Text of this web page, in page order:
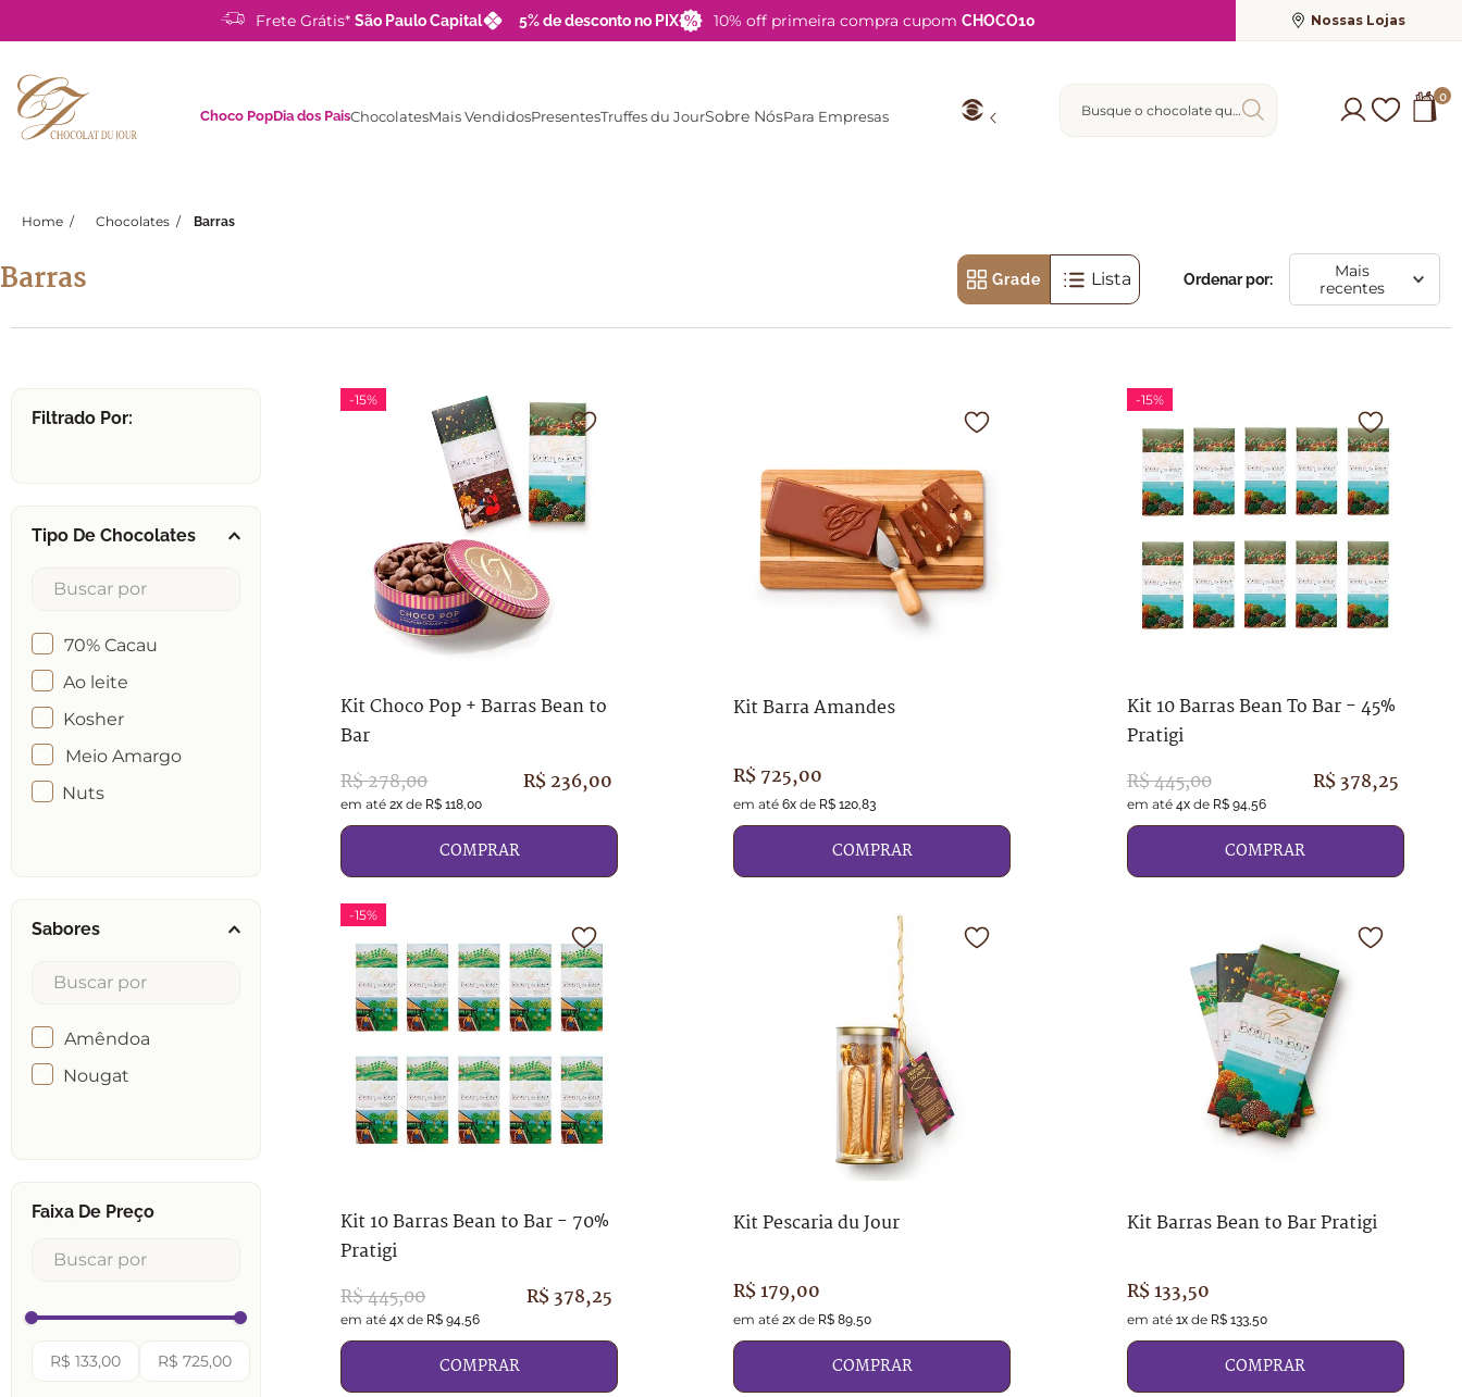
Frete Grátis* São Paulo Capital 5% de desconto no PIX 10% off primeira compra cupom CHOCO10 Nossas Lojas
Choco PopDia dos PaisChocolatesMais VendidosPresentesTruffes du JourSobre NósPara Empresas
Busque o chocolate que deseja 0
Chocolates Barras
Barras Grade Lista Ordenar por:
Mais
recentes
Filtrado Por:
Tipo De Chocolates
70% Cacau
Ao leite
Kosher
Meio Amargo
Nuts
Sabores
Amêndoa
Nougat
Faixa De Preço
R$ 133,00 R$ 725,00
-15%
Kit Choco Pop + Barras Bean to
Bar
R$278,00 R$236,00
em até2x de R$ 118,00
COMPRAR
Kit Barra Amandes
R$725,00
em até6x de R$ 120,83
COMPRAR
-15%
Kit 10 Barras Bean To Bar - 45%
Pratigi
R$445,00 R$378,25
em até 4xde R$ 94,56
COMPRAR
-15%
Kit 10 Barras Bean to Bar - 70%
Pratigi
R$445,00 R$378,25
em até4x de R$ 94,56
COMPRAR
Kit Pescaria du Jour
R$179,00
em até2x de R$ 89,50
COMPRAR
Kit Barras Bean to Bar Pratigi
R$133,50
em até 1xde R$ 133,50
COMPRAR
7º
8º
9 º
10º